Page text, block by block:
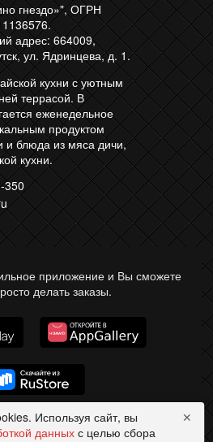
гнездо»", ОГРН
адрес: 664009,
ул. Ядринцева, д. 1.
кухни с уютным
террасой. В
еженедельное
продуктом
и блюда из мяса дичи,
кухни.
350
приложение и Вы сможете
делать заказы.
Используя сайт, вы
данных с целью сбора
✕